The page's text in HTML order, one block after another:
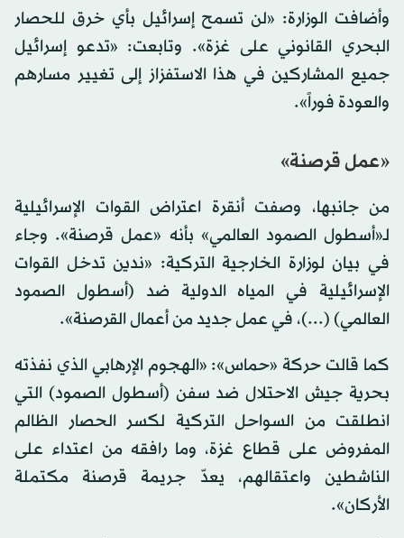
وأضافت الوزارة: «لن تسمح إسرائيل بأي خرق للحصار
البحري القانوني على غزة». وتابعت: «تدعو إسرائيل
جميع المشاركين في هذا الاستفزاز إلى تغيير مسارهم
والعودة فوراً».
«عمل قرصنة»
من جانبها، وصفت أنقرة اعتراض القوات الإسرائيلية
لـ«أسطول الصمود العالمي» بأنه «عمل قرصنة». وجاء
في بيان لوزارة الخارجية التركية: «ندين تدخل القوات
الإسرائيلية في المياه الدولية ضد (أسطول الصمود
العالمي) (...)، في عمل جديد من أعمال القرصنة».
كما قالت حركة «حماس»: «الهجوم الإرهابي الذي نفذته
بحرية جيش الاحتلال ضد سفن (أسطول الصمود) التي
انطلقت من السواحل التركية لكسر الحصار الظالم
المفروض على قطاع غزة، وما رافقه من اعتداء على
الناشطين واعتقالهم، يعدّ جريمة قرصنة مكتملة
الأركان».